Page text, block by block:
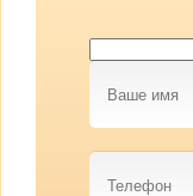
Ваше
имя
Телефон